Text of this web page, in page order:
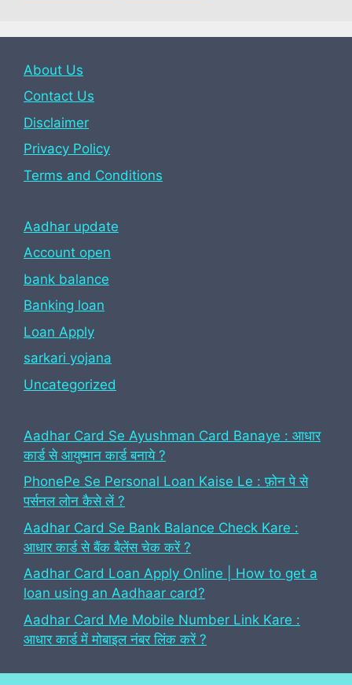
About Us
Contact Us
Disclaimer
Privacy Policy
Terms and Conditions
Aadhar update
Account open
bank balance
Banking loan
Loan Apply
sarkari yojana
Uncategorized
Aadhar Card Se Ayushman Card Banaye : आधार
कार्ड से आयुष्मान कार्ड बनाये ?
PhonePe Se Personal Loan Kaise Le : फ़ोन पे से
पर्सनल लोन कैसे लें ?
Aadhar Card Se Bank Balance Check Kare :
आधार कार्ड से बैंक बैलेंस चेक करें ?
Aadhar Card Loan Apply Online | How to get a
loan using an Aadhaar card?
Aadhar Card Me Mobile Number Link Kare :
आधार कार्ड में मोबाइल नंबर लिंक करें ?